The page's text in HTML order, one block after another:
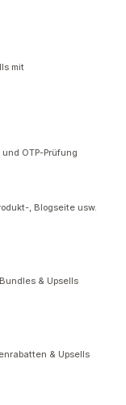
mit
OTP-Prüfung
, Blogseite usw.
& Upsells
& Upsells